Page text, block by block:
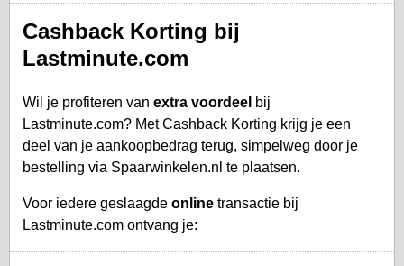
Cashback Korting bij
Lastminute.com
Wil je profiteren van extra voordeel bij
Lastminute.com? Met Cashback Korting krijg je een
deel van je aankoopbedrag terug, simpelweg door je
bestelling via Spaarwinkelen.nl te plaatsen.
Voor iedere geslaagde online transactie bij
Lastminute.com ontvang je: